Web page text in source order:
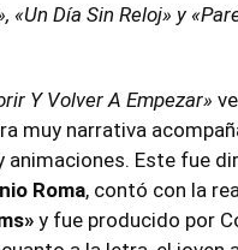
«Un Día Sin Reloj» y
Y Volver A Empezar»
muy narrativa
animaciones. Este fue
Roma, contó con la
y fue producido por